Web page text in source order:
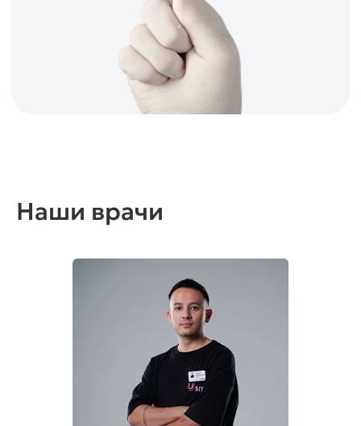
Наши врачи
Посмотреть весь прайс
Анестезия неограниченное количество
Контрольный прицельный снимок
от 18 000 тг